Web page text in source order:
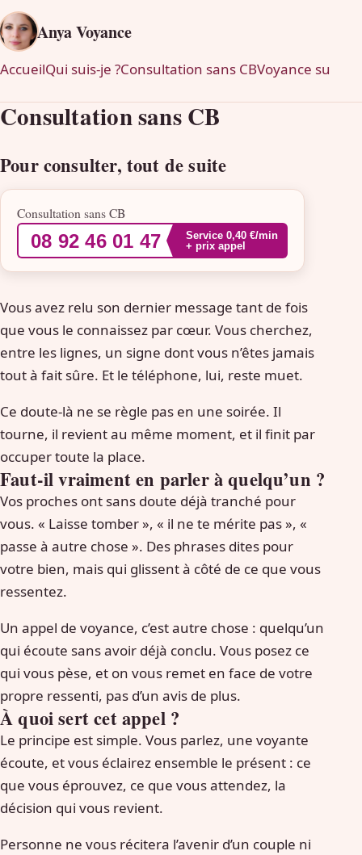
Anya Voyance
AccueilQui suis-je ?Consultation sans CBVoyance sur
Consultation sans CB
Pour consulter, tout de suite
Consultation sans CB
08 92 46 01 47
Service 0,40 €/min
+ prix appel
Vous avez relu son dernier message tant de fois
que vous le connaissez par cœur. Vous cherchez,
entre les lignes, un signe dont vous n’êtes jamais
tout à fait sûre. Et le téléphone, lui, reste muet.
Ce doute-là ne se règle pas en une soirée. Il
tourne, il revient au même moment, et il finit par
occuper toute la place.
Faut-il vraiment en parler à quelqu’un ?
Vos proches ont sans doute déjà tranché pour
vous. « Laisse tomber », « il ne te mérite pas », «
passe à autre chose ». Des phrases dites pour
votre bien, mais qui glissent à côté de ce que vous
ressentez.
Un appel de voyance, c’est autre chose : quelqu’un
qui écoute sans avoir déjà conclu. Vous posez ce
qui vous pèse, et on vous remet en face de votre
propre ressenti, pas d’un avis de plus.
À quoi sert cet appel ?
Le principe est simple. Vous parlez, une voyante
écoute, et vous éclairez ensemble le présent : ce
que vous éprouvez, ce que vous attendez, la
décision qui vous revient.
Personne ne vous récitera l’avenir d’un couple ni